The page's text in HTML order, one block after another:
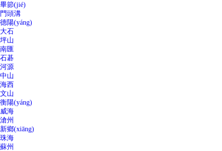
畢節(jié)
門頭溝
德陽(yáng)
大石
坪山
南匯
石碁
河源
中山
海西
文山
衡陽(yáng)
威海
滄州
新鄉(xiāng)
珠海
蘇州